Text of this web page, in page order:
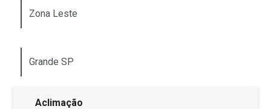
Zona Leste
Grande SP
Aclimação